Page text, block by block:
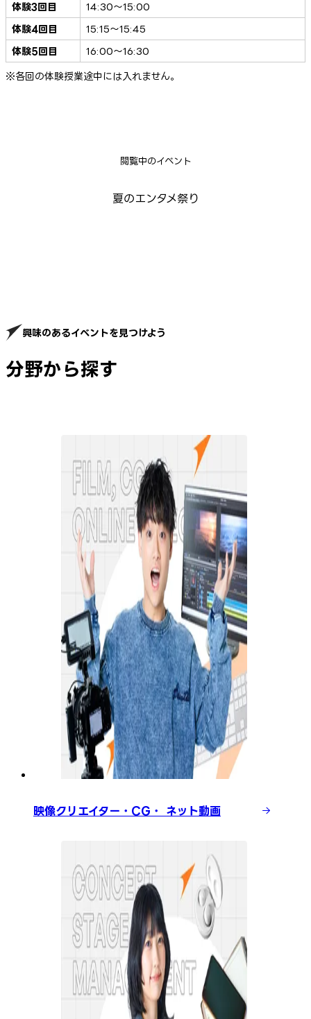
体験3回目 14:30〜15:00
体験4回目 15:15〜15:45
体験5回目 16:00〜16:30
※各回の体験授業途中には入れません。
閲覧中のイベント
夏のエンタメ祭り
興味のあるイベントを見つけよう
分野から探す
映像クリエイター・CG・ ネット動画